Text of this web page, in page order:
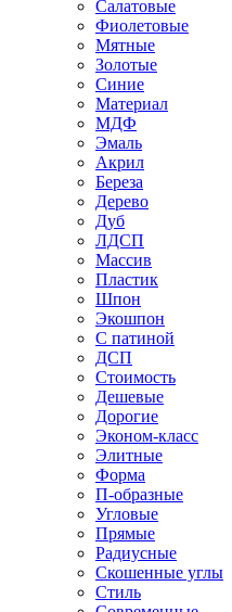
Салатовые
Фиолетовые
Мятные
Золотые
Синие
Материал
МДФ
Эмаль
Акрил
Береза
Дерево
Дуб
ЛДСП
Массив
Пластик
Шпон
Экошпон
С патиной
ДСП
Стоимость
Дешевые
Дорогие
Эконом-класс
Элитные
Форма
П-образные
Угловые
Прямые
Радиусные
Скошенные углы
Стиль